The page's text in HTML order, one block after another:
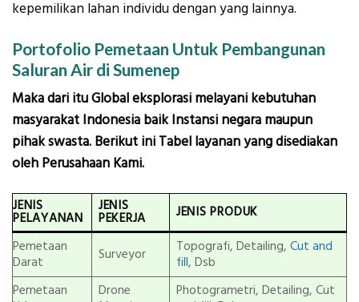
kepemilikan lahan individu dengan yang lainnya.
Portofolio Pemetaan Untuk Pembangunan
Saluran Air di Sumenep
Maka dari itu Global eksplorasi melayani kebutuhan
masyarakat Indonesia baik Instansi negara maupun
pihak swasta. Berikut ini Tabel layanan yang disediakan
oleh Perusahaan Kami.
JENIS
PELAYANAN
JENIS
PEKERJA JENIS PRODUK
Pemetaan
Darat
Surveyor Topografi, Detailing, Cut and
fill, Dsb
Pemetaan
Drone
Photogrametri, Detailing, Cut